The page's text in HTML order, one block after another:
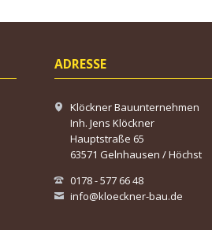
ADRESSE
Klöckner Bauunternehmen
Inh. Jens Klöckner
Hauptstraße 65
63571 Gelnhausen / Höchst
0178 - 577 66 48
info@kloeckner-bau.de